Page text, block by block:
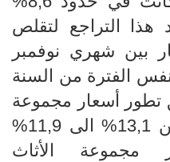
هذا التراجع لتقلص
بين شهري نوفمبر
بنفس الفترة من السنة
أسعار مجموعة
المواد الغذائية تراجعا من 13,1% الى 11,9%
مجموعة الأثاث